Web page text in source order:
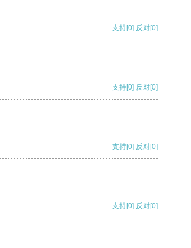
支持[0] 反对[0]
支持[0] 反对[0]
支持[0] 反对[0]
支持[0] 反对[0]